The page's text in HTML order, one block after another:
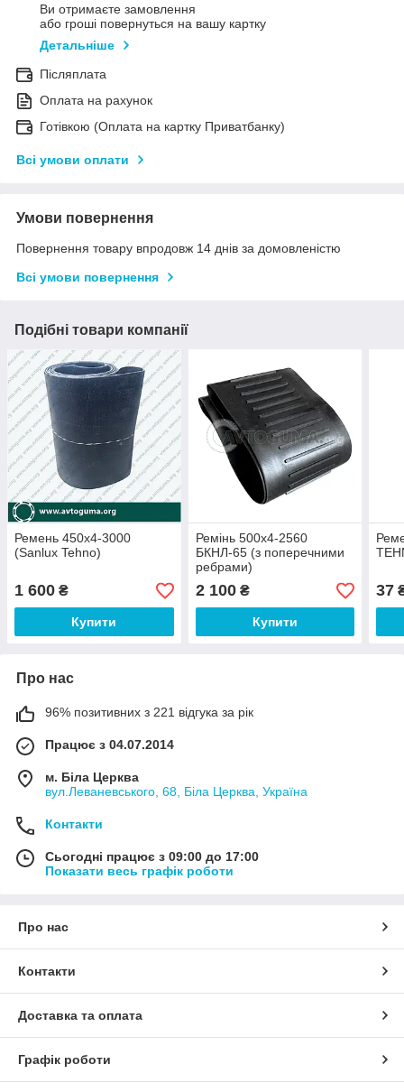
Ви отримаєте замовлення
або гроші повернуться на вашу картку
Детальніше
Післяплата
Оплата на рахунок
Готівкою (Оплата на картку Приватбанку)
Всі умови оплати
Умови повернення
Повернення товару впродовж 14 днів за домовленістю
Всі умови повернення
Подібні товари компанії
Ремень 450х4-3000
(Sanlux Tehno)
1 600 ₴
Купити
Ремінь 500х4-2560
БКНЛ-65 (з поперечними
ребрами)
2 100₴
Купити
37
Про нас
96% позитивних з 221 відгука за рік
Працює з 04.07.2014
м. Біла Церква
вул.Леваневського, 68, Біла Церква, Україна
Контакти
Сьогодні працює з 09:00 до 17:00
Показати весь графік роботи
Про нас
Контакти
Доставка та оплата
Графік роботи